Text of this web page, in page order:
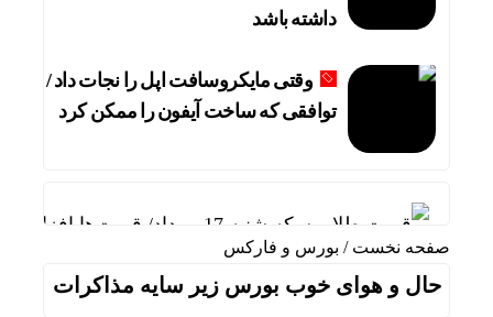
داشته باشد
وقتی مایکروسافت اپل را نجات داد /
توافقی که ساخت آیفون را ممکن کرد
قیمت طلا و سکه شنبه 17 مرداد/ قیمت‌ها افزایشی
صفحه نخست / بورس و فارکس
حال و هوای خوب بورس زیر سایه مذاکرات